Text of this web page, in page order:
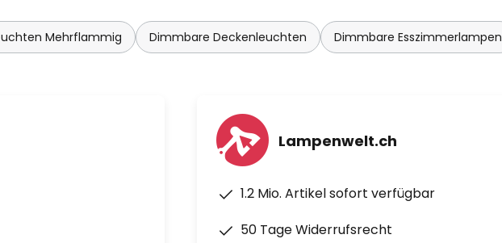
Mehrflammig Dimmbare Deckenleuchten Dimmbare Esszimmerlampen
Lampenwelt.ch
1.2 Mio. Artikel sofort verfügbar
50 Tage Widerrufsrecht